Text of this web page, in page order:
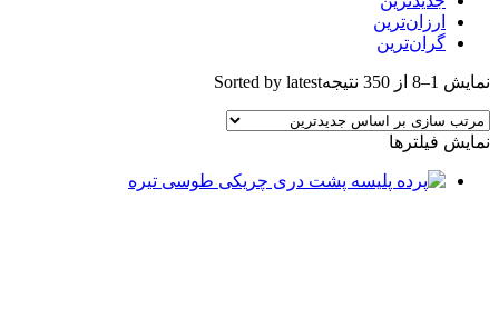
ارزان‌ترین
گران‌ترین
نمایش 1–8 از 350 نتیجه Sorted by latest
نمایش فیلترها